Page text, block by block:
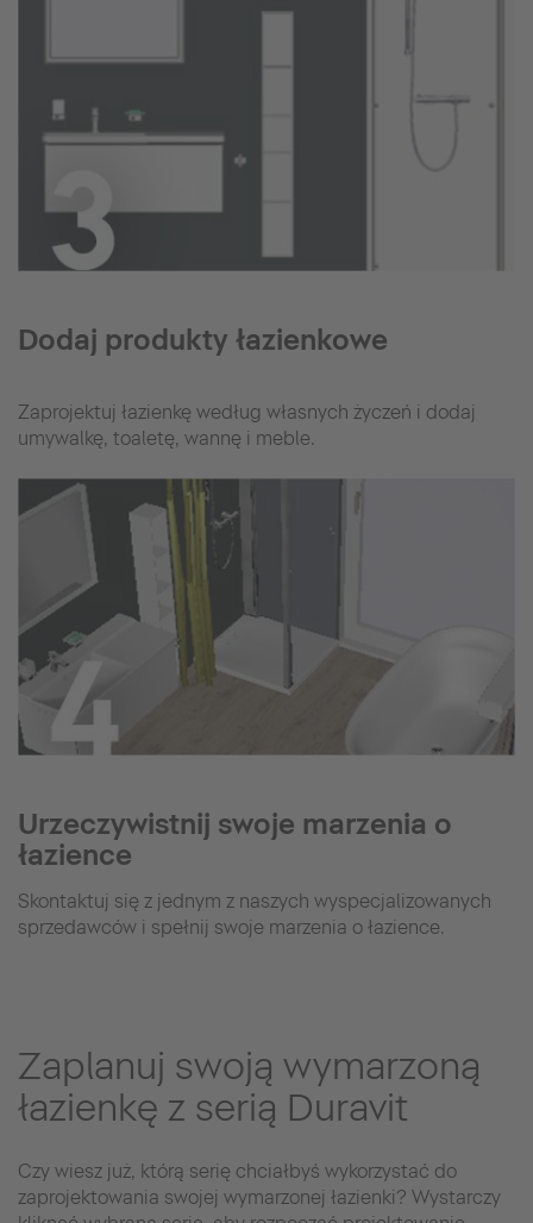
Dodaj produkty łazienkowe
Zaprojektuj łazienkę według własnych życzeń i dodaj
umywalkę, toaletę, wannę i meble.
Urzeczywistnij swoje marzenia o
łazience
Skontaktuj się z jednym z naszych wyspecjalizowanych
sprzedawców i spełnij swoje marzenia o łazience.
Zaplanuj swoją wymarzoną
łazienkę z serią Duravit
Czy wiesz już, którą serię chciałbyś wykorzystać do
zaprojektowania swojej wymarzonej łazienki? Wystarczy